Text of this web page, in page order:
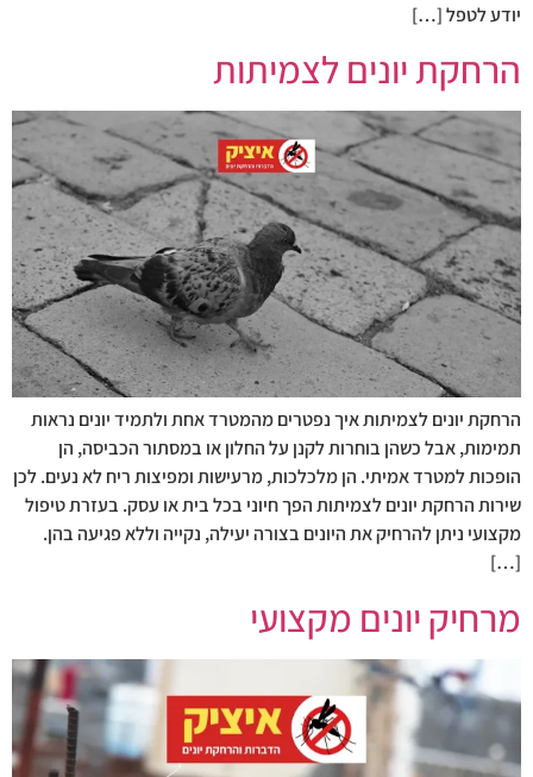
יודע לטפל […]
הרחקת יונים לצמיתות
הרחקת יונים לצמיתות איך נפטרים מהמטרד אחת ולתמיד יונים נראות
תמימות, אבל כשהן בוחרות לקנן על החלון או במסתור הכביסה, הן
הופכות למטרד אמיתי. הן מלכלכות, מרעישות ומפיצות ריח לא נעים. לכן
שירות הרחקת יונים לצמיתות הפך חיוני בכל בית או עסק. בעזרת טיפול
מקצועי ניתן להרחיק את היונים בצורה יעילה, נקייה וללא פגיעה בהן.
[…]
מרחיק יונים מקצועי